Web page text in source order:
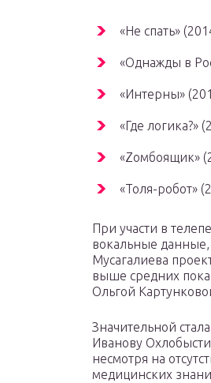
«Не спать»
«Однажды в
«Интерны»
«Где логика?»
«Zомбоящик»
«Толя-робот»
При участи в
вокальные данные,
Мусагалиева
выше средних
Ольгой
Значительной
Иванову
несмотря на
медицинских